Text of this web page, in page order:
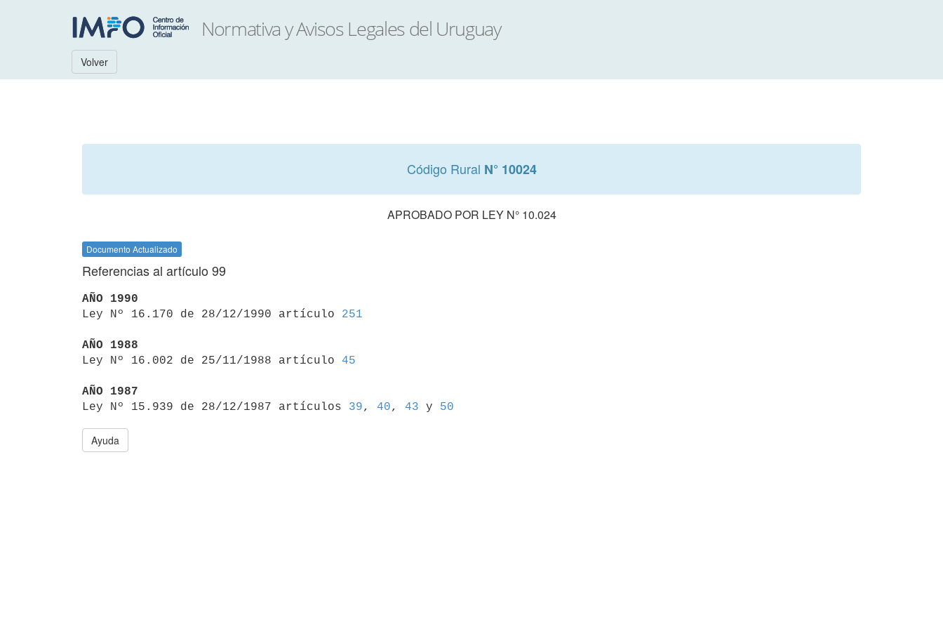
Volver
Código Rural N° 10024
APROBADO POR LEY N° 10.024
Documento Actualizado
Referencias al artículo 99
AÑO 1990
Ley Nº 16.170 de 28/12/1990 artículo 251
AÑO 1988
Ley Nº 16.002 de 25/11/1988 artículo 45
AÑO 1987
Ley Nº 15.939 de 28/12/1987 artículos 39, 40, 43 y 50
Ayuda